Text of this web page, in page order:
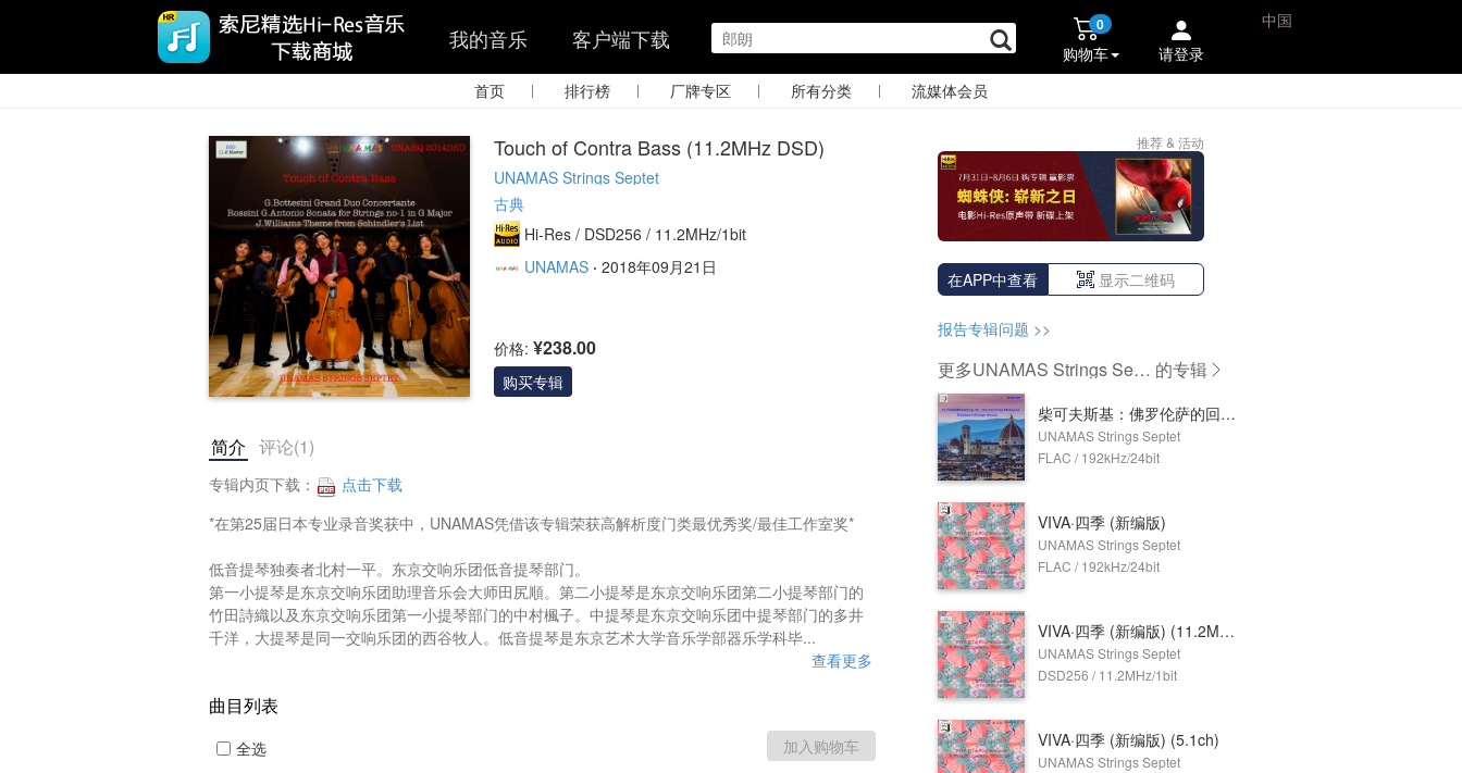
我的音乐 客户端下载 0
购物车 请登录
中国
首页 | 排行榜 | 厂牌专区 | 所有分类 | 流媒体会员
Touch of Contra Bass (11.2MHz DSD)
UNAMAS Strings Septet
古典
Hi-Res / DSD256 / 11.2MHz/1bit
UNAMAS · 2018年09月21日
价格: ¥238.00
购买专辑
简介 评论(1)
专辑内页下载：
点击下载
*在第25届日本专业录音奖获中，UNAMAS凭借该专辑荣获高解析度门类最优秀奖/最佳工作室奖*
低音提琴独奏者北村一平。东京交响乐团低音提琴部门。
第一小提琴是东京交响乐团助理音乐会大师田尻順。第二小提琴是东京交响乐团第二小提琴部门的
竹田詩織以及东京交响乐团第一小提琴部门的中村楓子。中提琴是东京交响乐团中提琴部门的多井
千洋，大提琴是同一交响乐团的西谷牧人。低音提琴是东京艺术大学音乐学部器乐学科毕...
查看更多
曲目列表
全选
推荐 & 活动
在APP中查看 显示二维码
报告专辑问题 >>
更多UNAMAS Strings Sept
et
的专辑
柴可夫斯基：佛罗伦萨的回忆，Op.70
UNAMAS Strings Septet
FLAC / 192kHz/24bit
VIVA·四季 (新编版)
UNAMAS Strings Septet
FLAC / 192kHz/24bit
VIVA·四季 (新编版) (11.2MHz DSD)
UNAMAS Strings Septet
DSD256 / 11.2MHz/1bit
VIVA·四季 (新编版) (5.1ch)
UNAMAS Strings Septet